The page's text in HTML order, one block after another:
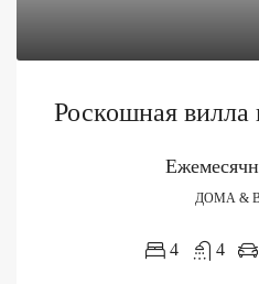
Роскошная вилла
ДОМА &
4 4